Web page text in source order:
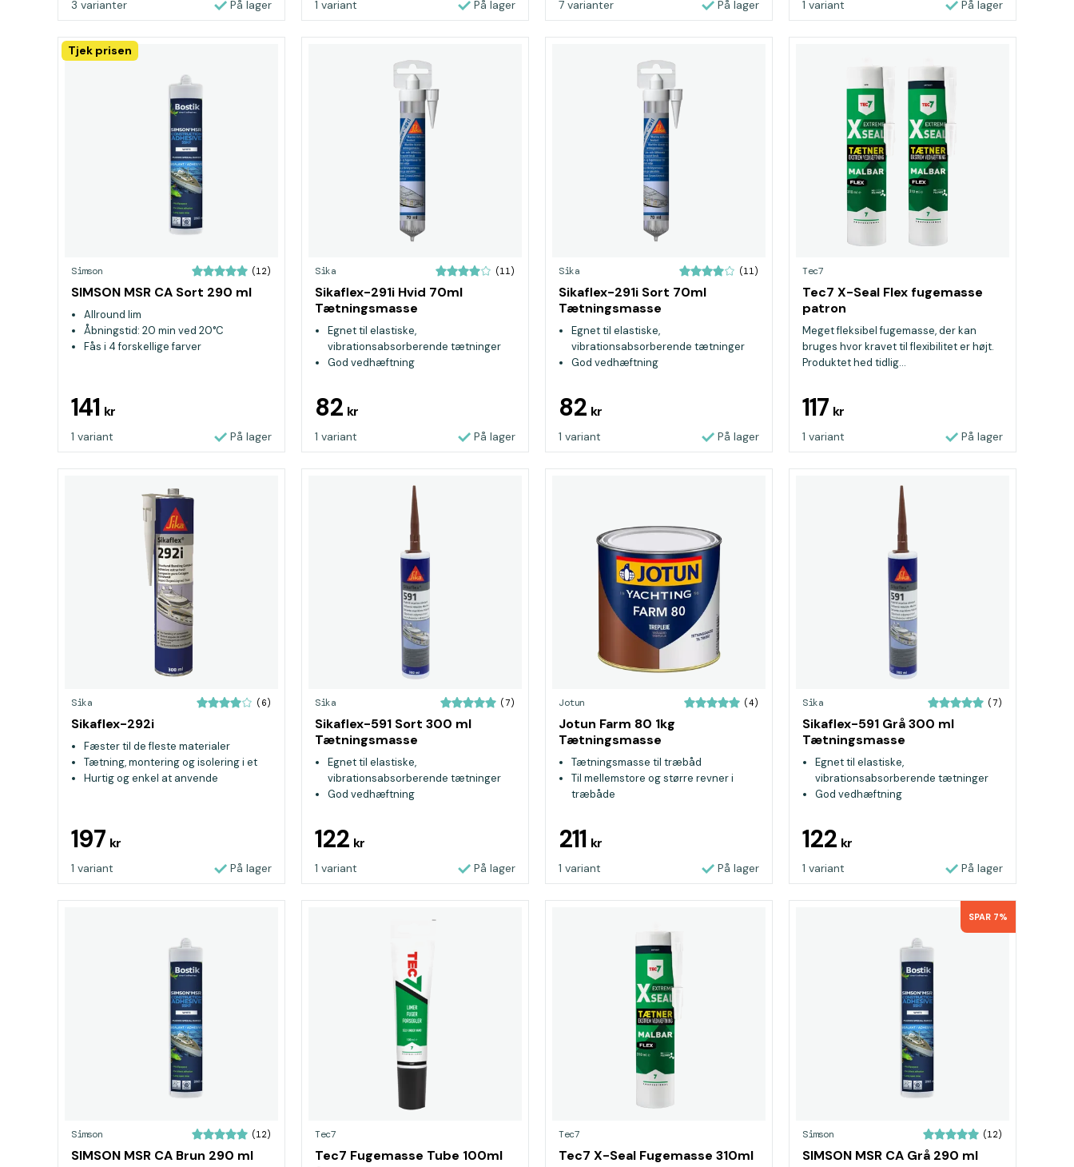
3 varianter På lager 1 variant På lager 7 varianter På lager 1 variant På lager
Tjek prisen
Simson (12)
SIMSON MSR CA Sort 290 ml
Allround lim
Åbningstid: 20 min ved 20°C
Fås i 4 forskellige farver
141 kr
1 variant På lager
Sika (11)
Sikaflex-291i Hvid 70ml
Tætningsmasse
Egnet til elastiske,
vibrationsabsorberende tætninger
God vedhæftning
82 kr
1 variant På lager
Sika (11)
Sikaflex-291i Sort 70ml
Tætningsmasse
Egnet til elastiske,
vibrationsabsorberende tætninger
God vedhæftning
82 kr
1 variant På lager
Tec7
Tec7 X-Seal Flex fugemasse
patron
Meget fleksibel fugemasse, der kan
bruges hvor kravet til flexibilitet er højt.
Produktet hed tidlig...
117 kr
1 variant På lager
Sika (6)
Sikaflex-292i
Fæster til de fleste materialer
Tætning, montering og isolering i et
Hurtig og enkel at anvende
197 kr
1 variant På lager
Sika (7)
Sikaflex-591 Sort 300 ml
Tætningsmasse
Egnet til elastiske,
vibrationsabsorberende tætninger
God vedhæftning
122 kr
1 variant På lager
Jotun (4)
Jotun Farm 80 1kg
Tætningsmasse
Tætningsmasse til træbåd
Til mellemstore og større revner i
træbåde
211 kr
1 variant På lager
Sika (7)
Sikaflex-591 Grå 300 ml
Tætningsmasse
Egnet til elastiske,
vibrationsabsorberende tætninger
God vedhæftning
122 kr
1 variant På lager
Simson (12)
SIMSON MSR CA Brun 290 ml
Tec7
Tec7 Fugemasse Tube 100ml
Tec7
Tec7 X-Seal Fugemasse 310ml
SPAR 7%
Simson (12)
SIMSON MSR CA Grå 290 ml